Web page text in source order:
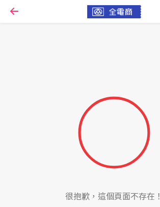
很抱歉，這個頁面不存在！